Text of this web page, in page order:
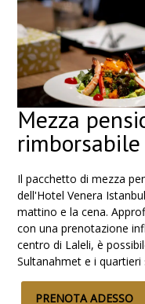
Mezza
rimborsabile
Il pacchetto di mezza
dell'Hotel Venera
mattino e la cena.
con una prenotazione
centro di Laleli, è
Sultanahmet e i quartieri
PRENOTA ADESSO